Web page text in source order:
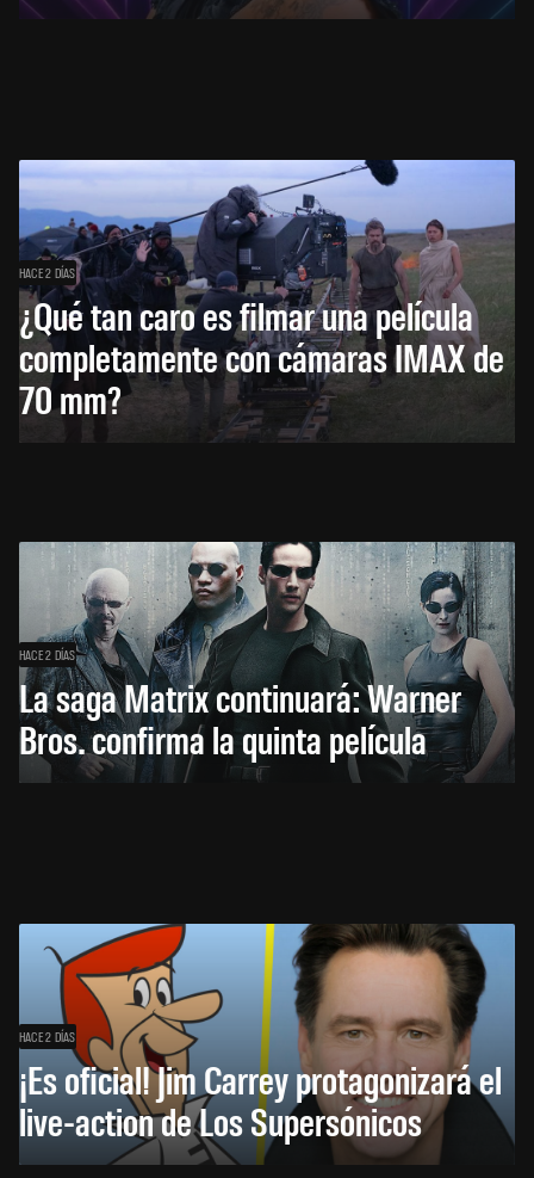
HACE 2 DÍAS
¿Qué tan caro es filmar una película
completamente con cámaras IMAX de
70 mm?
HACE 2 DÍAS
La saga Matrix continuará: Warner
Bros. confirma la quinta película
HACE 2 DÍAS
¡Es oficial! Jim Carrey protagonizará el
live-action de Los Supersónicos